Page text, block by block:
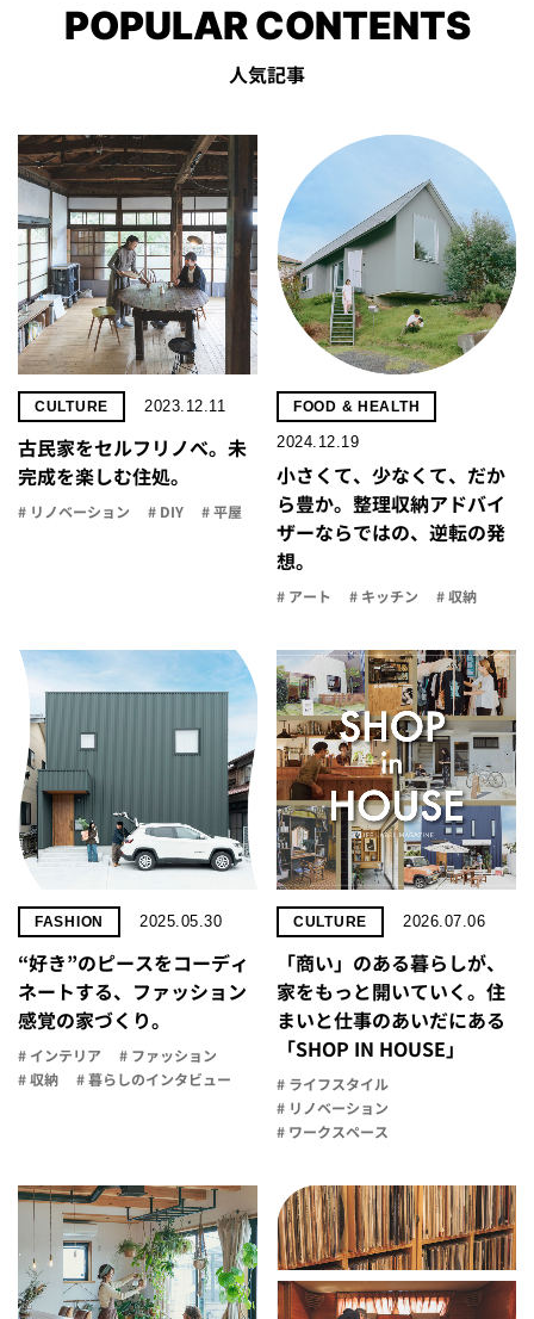
POPULAR CONTENTS
人気記事
CULTURE 2023.12.11
古民家をセルフリノべ。未
完成を楽しむ住処。
# リノベーション # DIY # 平屋
FOOD & HEALTH
2024.12.19
小さくて、少なくて、だか
ら豊か。整理収納アドバイ
ザーならではの、逆転の発
想。
# アート # キッチン # 収納
FASHION 2025.05.30
“好き”のピースをコーディ
ネートする、ファッション
感覚の家づくり。
# インテリア
# ファッション
# 収納
# 暮らしのインタビュー
CULTURE 2026.07.06
「商い」の​ある​暮らしが、​
家を​もっと​開いていく。​住
まいと​仕事の​あいだに​ある​
「SHOP IN HOUSE」
# ライフスタイル
# リノベーション
# ワークスペース